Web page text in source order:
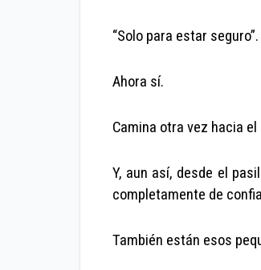
“Solo para estar seguro”.
Ahora sí.
Camina otra vez hacia
Y, aun así, desde el
completamente de
También están esos